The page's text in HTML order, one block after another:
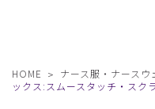
HOME ナース服・ナースウ
ックス:スムースタッチ・スク